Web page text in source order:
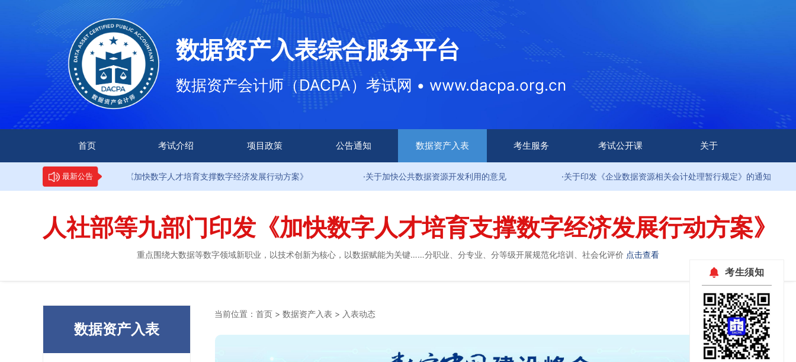
数据资产入表综合服务平台
数据资产会计师（DACPA）考试网 • www.dacpa.org.cn
首页 考试介绍 项目政策 公告通知 数据资产入表 考生服务 考试公开课 关于
最新公告
·9部门印发《加快数字人才培育支撑数字经济发展行动方案》 ·关于加快公共数据资源开发利用的意见 ·关于印发《企业数据资源相关会计处理暂行规定》的通知 ·9部
人社部等九部门印发《加快数字人才培育支撑数字经济发展行动方案》
重点围绕大数据等数字领域新职业，以技术创新为核心，以数据赋能为关键……分职业、分专业、分等级开展规范化培训、社会化评价 点击查看
考生须知
数据资产入表
当前位置： 首页 > 数据资产入表 > 入表动态